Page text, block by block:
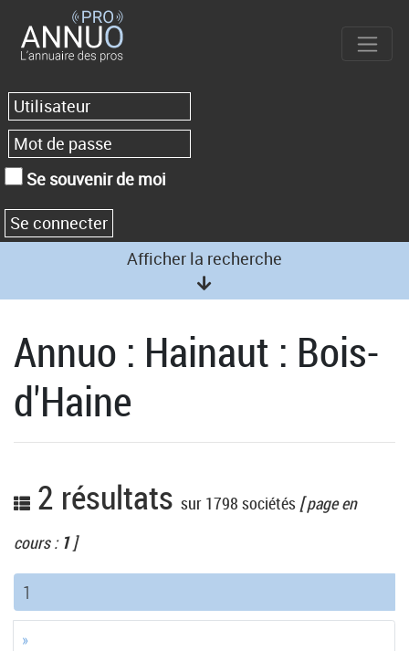
Se souvenir de moi
Afficher la recherche
Annuo : Hainaut : Bois-
d'Haine
2 résultats sur 1798 sociétés [ page en
cours : 1]
1
»